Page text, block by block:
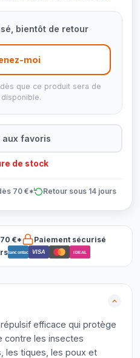
bientôt de retour
moi
que ce produit sera de
aux favoris
de stock
70 €* Retour sous 14 jours
€*
Paiement sécurisé
Bancontact VISA iDEAL
répulsif efficace qui protège
contre les insectes
les tiques, les poux et